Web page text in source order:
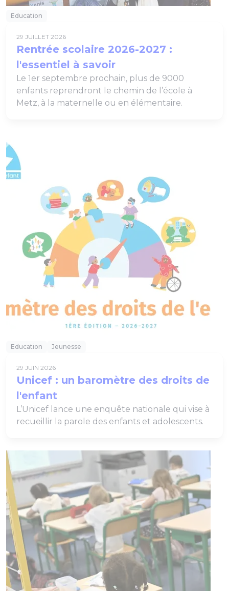
Education
29 JUILLET 2026
Rentrée scolaire 2026-2027 :
l'essentiel à savoir
Le 1er septembre prochain, plus de 9000
enfants reprendront le chemin de l’école à
Metz, à la maternelle ou en élémentaire.
Education Jeunesse
29 JUIN 2026
Unicef : un baromètre des droits de
l'enfant
L’Unicef lance une enquête nationale qui vise à
recueillir la parole des enfants et adolescents.